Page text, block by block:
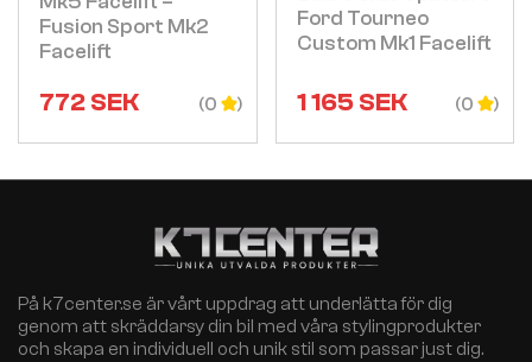
Fusion Sport Mk2
Facelift
772SEK (0
Ford Tourneo
Custom Mk1 Facelift
1 165SEK (0
På k7center.se är vårt uppdrag att underlätta för dig
genom att skräddarsy din bil med våra stylingprodukter
och skapa en individuell och unik stil som passar just dig.